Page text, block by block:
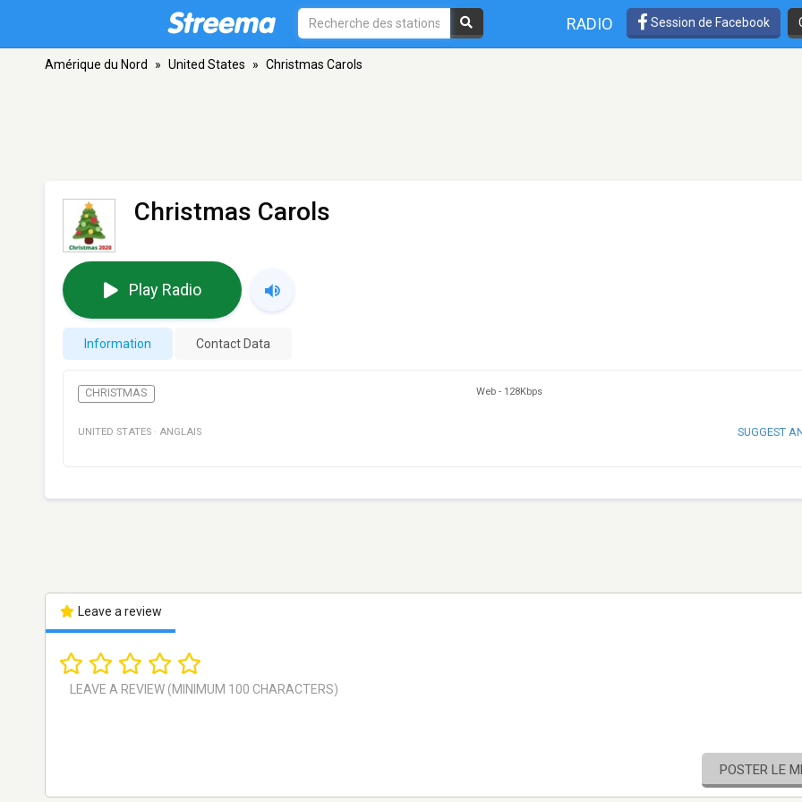
RADIO Session de Facebook
Amérique du Nord » United States » Christmas Carols
Christmas Carols
Play Radio
Information Contact Data
CHRISTMAS Web - 128Kbps
UNITED STATES · ANGLAIS SUGGEST
Leave a review
POSTER LE